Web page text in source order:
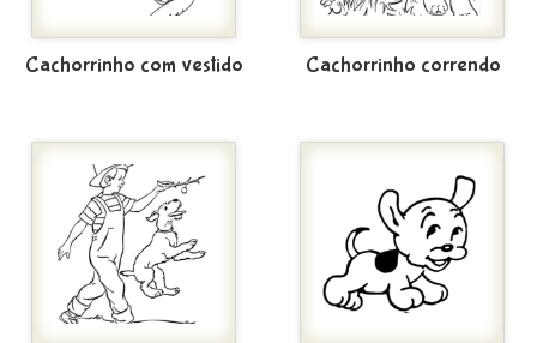
Cachorrinho com vestido Cachorrinho correndo